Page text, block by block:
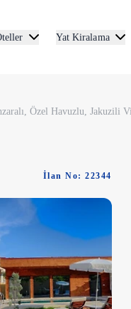
Yat Kiralama
Özel Havuzlu, Jakuzili
İlan No: 22344